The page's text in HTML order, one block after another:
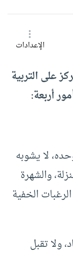
حجم الخطالإعدادات
على التربية
أربعة:
لا يشوبه
والشهرة
الخفية
ولا تقبل